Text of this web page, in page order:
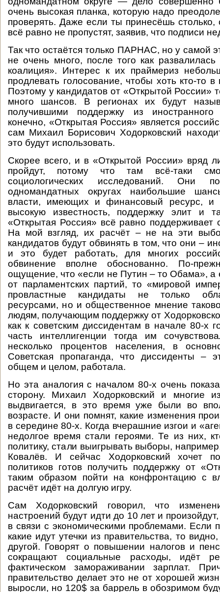
очень высокая планка, которую надо
проверять. Даже если ты принесёшь столько,
всё равно не пропустят, заявив, что подписи
Так что остаётся только ПАРНАС, но у самой
не очень много, после того как развалилась
коалиция». Интерес к их праймериз
продлевать голосование, чтобы хоть кто-то
Поэтому у кандидатов от «Открытой России»
много шансов. В регионах их будут
получившими поддержку из иностранного
конечно, «Открытая Россия» является
сам Михаил Борисович Ходорковский
это будут использовать.
Скорее всего, и в «Открытой России» вряд
пройдут, потому что там всё-таки
социологических исследований. Они
одномандатных округах наибольшие
власти, имеющих и финансовый ресурс, и
высокую известность, поддержку элит и
«Открытая Россия» всё равно поддерживает
На мой взгляд, их расчёт – не на эти
кандидатов будут обвинять в том, что они –
и это будет работать, для многих
обвинение вполне обоснованно. По-
ощущение, что «если не Путин – то Обама», а
от парламентских партий, то «мировой
провластные кандидаты не только
ресурсами, но и общественное мнение
людям, получающим поддержку от
как к советским диссидентам в начале 80-х
часть интеллигенции тогда им
несколько процентов населения, в
Советская пропаганда, что диссиденты –
общем и целом, работала.
Но эта аналогия с началом 80-х очень
сторону. Михаил Ходорковский и многие
выдвигается, в это время уже были во
возрасте. И они помнят, какие изменения
в середине 80-х. Когда вчерашние изгои и
недолгое время стали героями. Те из них,
политику, стали выигрывать выборы,
Ковалёв. И сейчас Ходорковский хочет
политиков готов получить поддержку от
таким образом пойти на конфронтацию с
расчёт идёт на долгую игру.
Сам Ходорковский говорил, что
настроений будут идти до 10 лет и
в связи с экономическими проблемами. Если
какие идут утечки из правительства, то
другой. Говорят о повышении налогов и
сокращают социальные расходы, идёт
фактическом замораживании зарплат.
правительство делает это не от хорошей
выросли, но 120$ за баррель в обозримом